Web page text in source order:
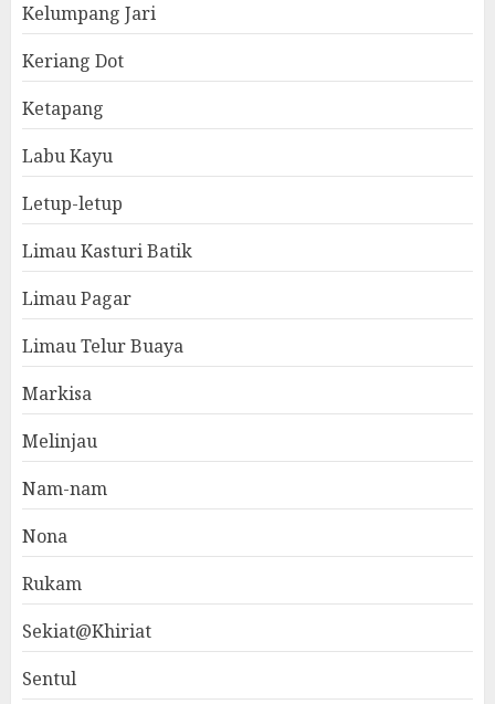
Kelumpang Jari
Keriang Dot
Ketapang
Labu Kayu
Letup-letup
Limau Kasturi Batik
Limau Pagar
Limau Telur Buaya
Markisa
Melinjau
Nam-nam
Nona
Rukam
Sekiat@Khiriat
Sentul